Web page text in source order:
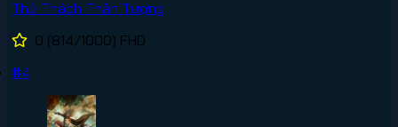
Thử Thách Thần Tượng
0 (814/1000) FHD
#4